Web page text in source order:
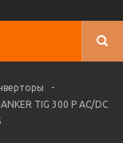
-
TIG 300 P AC/DC